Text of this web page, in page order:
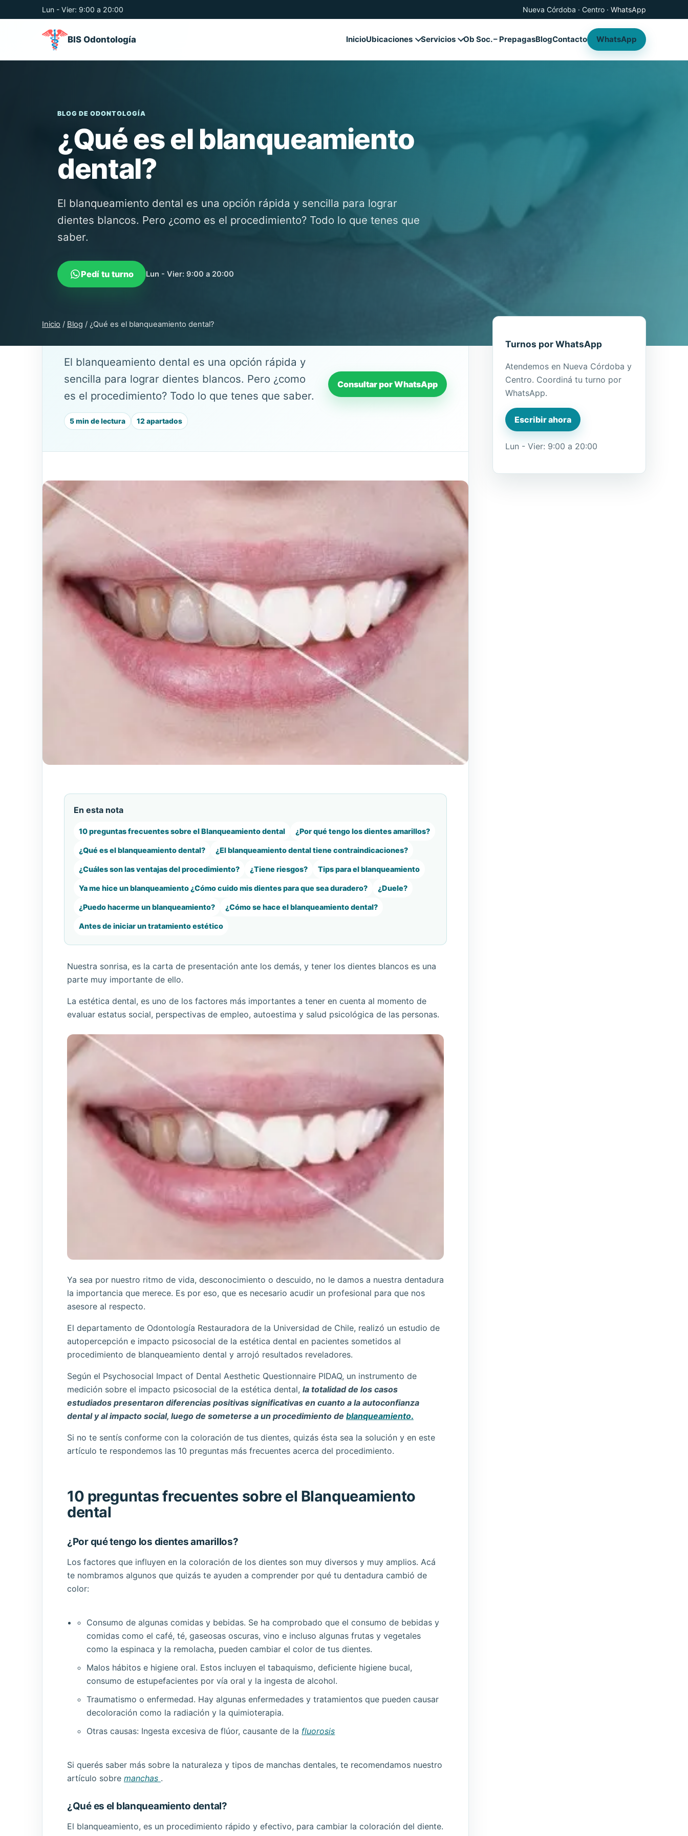
Lun - Vier: 9:00 a 20:00 Nueva Córdoba · Centro · WhatsApp
BIS Odontología InicioUbicaciones Servicios Ob Soc. – PrepagasBlogContacto WhatsApp
BLOG DE ODONTOLOGÍA
¿Qué es el blanqueamiento
dental?
El blanqueamiento dental es una opción rápida y sencilla para lograr
dientes blancos. Pero ¿como es el procedimiento? Todo lo que tenes que
saber.
Pedí tu turno Lun - Vier: 9:00 a 20:00
Inicio / Blog / ¿Qué es el blanqueamiento dental?
El blanqueamiento dental es una opción rápida y
sencilla para lograr dientes blancos. Pero ¿como
es el procedimiento? Todo lo que tenes que saber.
5 min de lectura 12 apartados
Consultar por WhatsApp
En esta nota
10 preguntas frecuentes sobre el Blanqueamiento dental ¿Por qué tengo los dientes amarillos?
¿Qué es el blanqueamiento dental? ¿El blanqueamiento dental tiene contraindicaciones?
¿Cuáles son las ventajas del procedimiento? ¿Tiene riesgos? Tips para el blanqueamiento
Ya me hice un blanqueamiento ¿Cómo cuido mis dientes para que sea duradero? ¿Duele?
¿Puedo hacerme un blanqueamiento? ¿Cómo se hace el blanqueamiento dental?
Antes de iniciar un tratamiento estético
Nuestra sonrisa, es la carta de presentación ante los demás, y tener los dientes blancos es una
parte muy importante de ello.
La estética dental, es uno de los factores más importantes a tener en cuenta al momento de
evaluar estatus social, perspectivas de empleo, autoestima y salud psicológica de las personas.
Ya sea por nuestro ritmo de vida, desconocimiento o descuido, no le damos a nuestra dentadura
la importancia que merece. Es por eso, que es necesario acudir un profesional para que nos
asesore al respecto.
El departamento de Odontología Restauradora de la Universidad de Chile, realizó un estudio de
autopercepción e impacto psicosocial de la estética dental en pacientes sometidos al
procedimiento de blanqueamiento dental y arrojó resultados reveladores.
Según el Psychosocial Impact of Dental Aesthetic Questionnaire PIDAQ, un instrumento de
medición sobre el impacto psicosocial de la estética dental, la totalidad de los casos
estudiados presentaron diferencias positivas significativas en cuanto a la autoconfianza
dental y al impacto social, luego de someterse a un procedimiento de blanqueamiento.
Si no te sentís conforme con la coloración de tus dientes, quizás ésta sea la solución y en este
artículo te respondemos las 10 preguntas más frecuentes acerca del procedimiento.
10 preguntas frecuentes sobre el Blanqueamiento
dental
¿Por qué tengo los dientes amarillos?
Los factores que influyen en la coloración de los dientes son muy diversos y muy amplios. Acá
te nombramos algunos que quizás te ayuden a comprender por qué tu dentadura cambió de
color:
Consumo de algunas comidas y bebidas. Se ha comprobado que el consumo de bebidas y
comidas como el café, té, gaseosas oscuras, vino e incluso algunas frutas y vegetales
como la espinaca y la remolacha, pueden cambiar el color de tus dientes.
Malos hábitos e higiene oral. Estos incluyen el tabaquismo, deficiente higiene bucal,
consumo de estupefacientes por vía oral y la ingesta de alcohol.
Traumatismo o enfermedad. Hay algunas enfermedades y tratamientos que pueden causar
decoloración como la radiación y la quimioterapia.
Otras causas: Ingesta excesiva de flúor, causante de la fluorosis
Si querés saber más sobre la naturaleza y tipos de manchas dentales, te recomendamos nuestro
artículo sobre manchas .
¿Qué es el blanqueamiento dental?
El blanqueamiento, es un procedimiento rápido y efectivo, para cambiar la coloración del diente.
Turnos por WhatsApp
Atendemos en Nueva Córdoba y
Centro. Coordiná tu turno por
WhatsApp.
Escribir ahora
Lun - Vier: 9:00 a 20:00